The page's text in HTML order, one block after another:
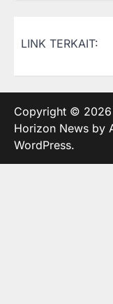
LINK TERKAIT:
Copyright © 2026
Horizon News by
WordPress.